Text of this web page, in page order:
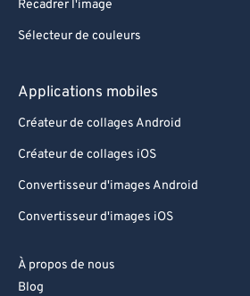
Recadrer l'image
Sélecteur de couleurs
Applications mobiles
Créateur de collages Android
Créateur de collages iOS
Convertisseur d'images Android
Convertisseur d'images iOS
À propos de nous
Blog